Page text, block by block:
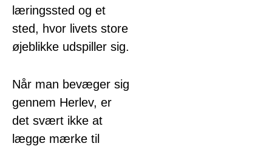
læringssted og et
sted, hvor livets store
øjeblikke udspiller sig.
Når man bevæger sig
gennem Herlev, er
det svært ikke at
lægge mærke til